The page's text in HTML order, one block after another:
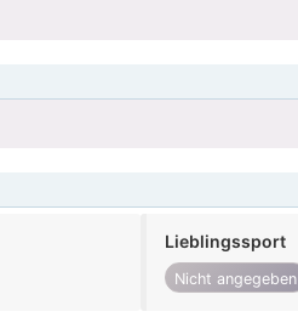
Lieblingssport
Nicht angegeben